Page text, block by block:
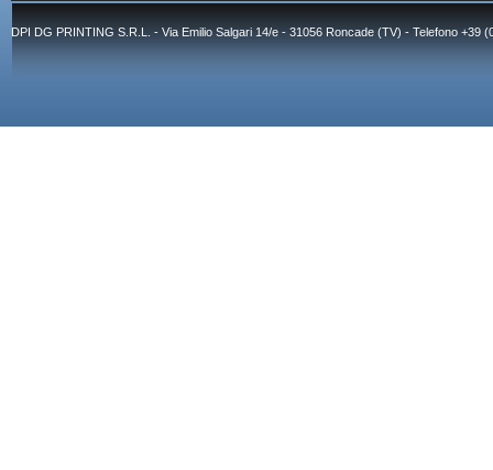
DPI DG PRINTING S.R.L. - Via Emilio Salgari 14/e - 31056 Roncade (TV) - Telefono